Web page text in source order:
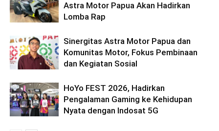
Astra Motor Papua Akan Hadirkan
Lomba Rap
Sinergitas Astra Motor Papua dan
Komunitas Motor, Fokus Pembinaan
dan Kegiatan Sosial
HoYo FEST 2026, Hadirkan
Pengalaman Gaming ke Kehidupan
Nyata dengan Indosat 5G